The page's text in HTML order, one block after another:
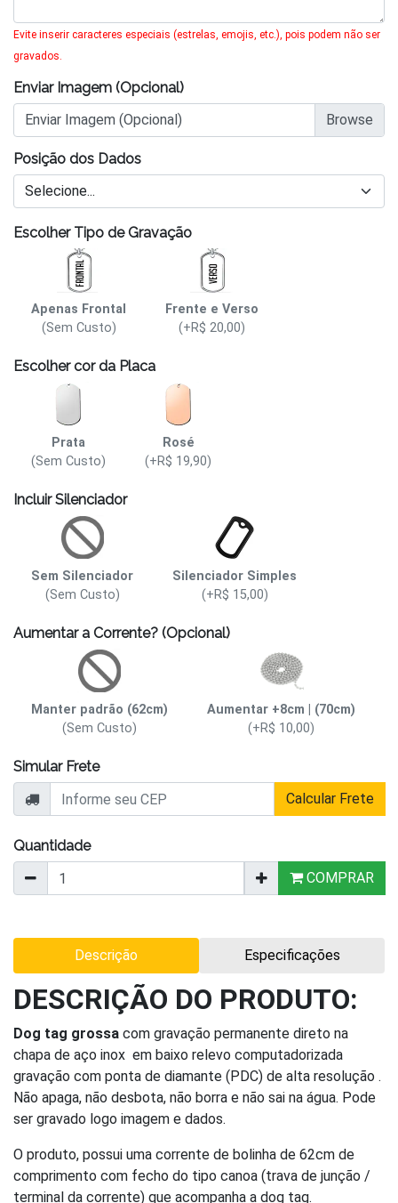
Evite inserir caracteres especiais (estrelas, emojis, etc.), pois podem não ser
gravados.
Enviar Imagem (Opcional)
Enviar Imagem (Opcional)
Posição dos Dados
Selecione...
Escolher Tipo de Gravação
Apenas Frontal
(Sem Custo)
Frente e Verso
(+R$ 20,00)
Escolher cor da Placa
Prata
(Sem Custo)
Rosé
(+R$ 19,90)
Incluir Silenciador
Sem Silenciador
(Sem Custo)
Silenciador Simples
(+R$ 15,00)
Aumentar a Corrente? (Opcional)
Manter padrão (62cm)
(Sem Custo)
Aumentar +8cm | (70cm)
(+R$ 10,00)
Simular Frete
Calcular Frete
Quantidade
COMPRAR
Descrição Especificações
DESCRIÇÃO DO PRODUTO:
Dog tag grossa com gravação permanente direto na
chapa de aço inox em baixo relevo computadorizada
gravação com ponta de diamante (PDC) de alta resolução .
Não apaga, não desbota, não borra e não sai na água. Pode
ser gravado logo imagem e dados.
O produto, possui uma corrente de bolinha de 62cm de
comprimento com fecho do tipo canoa (trava de junção /
terminal da corrente) que acompanha a dog tag.